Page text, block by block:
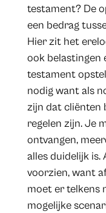
testament? De
een bedrag
Hier zit het
ook belastingen
testament
nodig want als
zijn dat cliënten
regelen zijn. Je
ontvangen,
alles duidelijk is.
voorzien, want
moet er telkens
mogelijke